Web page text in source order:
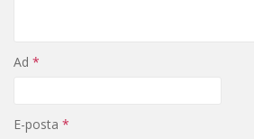
Ad *
E-posta *